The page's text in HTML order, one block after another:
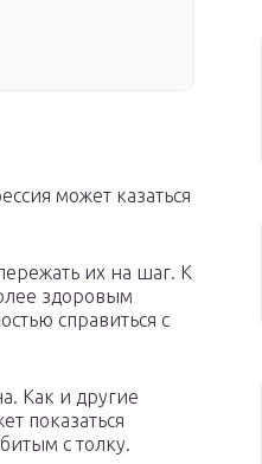
может казаться
их на шаг. К
здоровым
справиться с
Как и другие
показаться
с толку.